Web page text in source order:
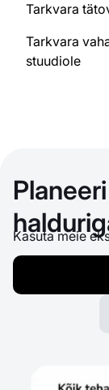
Tarkvara
Tarkvara
stuudiole
Kasuta meie